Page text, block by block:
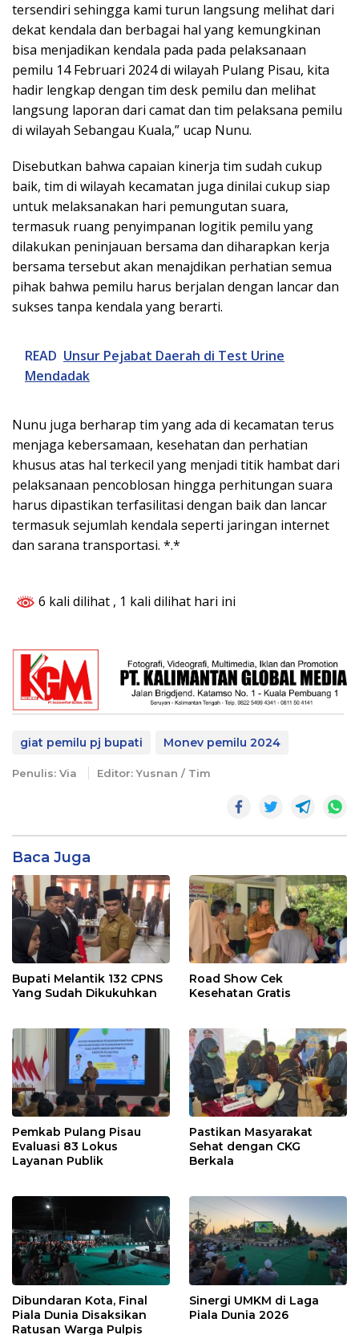
tersendiri sehingga kami turun langsung melihat dari
dekat kendala dan berbagai hal yang kemungkinan
bisa menjadikan kendala pada pada pelaksanaan
pemilu 14 Februari 2024 di wilayah Pulang Pisau, kita
hadir lengkap dengan tim desk pemilu dan melihat
langsung laporan dari camat dan tim pelaksana pemilu
di wilayah Sebangau Kuala,” ucap Nunu.
Disebutkan bahwa capaian kinerja tim sudah cukup
baik, tim di wilayah kecamatan juga dinilai cukup siap
untuk melaksanakan hari pemungutan suara,
termasuk ruang penyimpanan logitik pemilu yang
dilakukan peninjauan bersama dan diharapkan kerja
bersama tersebut akan menajdikan perhatian semua
pihak bahwa pemilu harus berjalan dengan lancar dan
sukses tanpa kendala yang berarti.
READ Unsur Pejabat Daerah di Test Urine
Mendadak
Nunu juga berharap tim yang ada di kecamatan terus
menjaga kebersamaan, kesehatan dan perhatian
khusus atas hal terkecil yang menjadi titik hambat dari
pelaksanaan pencoblosan hingga perhitungan suara
harus dipastikan terfasilitasi dengan baik dan lancar
termasuk sejumlah kendala seperti jaringan internet
dan sarana transportasi. *.*
6 kali dilihat , 1 kali dilihat hari ini
giat pemilu pj bupati Monev pemilu 2024
Penulis: Via Editor: Yusnan / Tim
Baca Juga
Bupati Melantik 132 CPNS
Yang Sudah Dikukuhkan
Road Show Cek
Kesehatan Gratis
Pemkab Pulang Pisau
Evaluasi 83 Lokus
Layanan Publik
Pastikan Masyarakat
Sehat dengan CKG
Berkala
Dibundaran Kota, Final
Piala Dunia Disaksikan
Ratusan Warga Pulpis
Sinergi UMKM di Laga
Piala Dunia 2026